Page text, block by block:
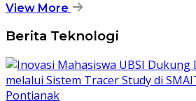
View More
Berita Teknologi